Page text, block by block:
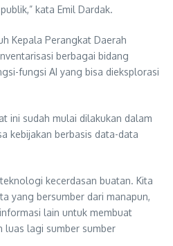
kata Emil Dardak.
Kepala Perangkat Daerah
berbagai bidang
fungsi AI yang bisa dieksplorasi
ini sudah mulai dilakukan dalam
kebijakan berbasis data-data
kecerdasan buatan. Kita
yang bersumber dari manapun,
lain untuk membuat
luas lagi sumber sumber